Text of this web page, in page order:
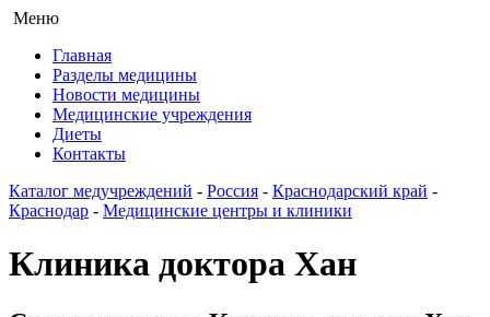
Меню
Главная
Разделы медицины
Новости медицины
Медицинские учреждения
Диеты
Контакты
Каталог медучреждений - Россия - Краснодарский край -
Краснодар - Медицинские центры и клиники
Клиника доктора Хан